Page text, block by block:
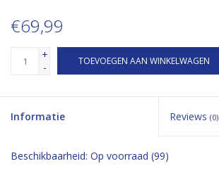
€69,99
+
-
TOEVOEGEN AAN WINKELWAGEN
Informatie Reviews (0)
Beschikbaarheid: Op voorraad (99)